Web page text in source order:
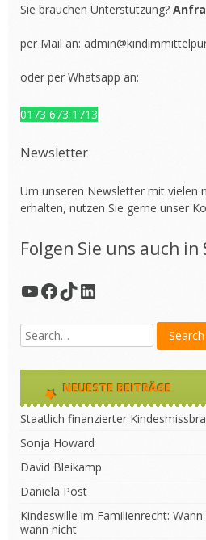
Sie brauchen Unterstützung?
per Mail an:
oder per Whatsapp an:
0173 673 1713
Newsletter
Um unseren Newsletter mit vielen
erhalten, nutzen Sie gerne unser
Folgen Sie uns auch in
YouTube
Facebook
TikTok
LinkedIn
NEUESTE BEITRÄGE
Staatlich finanzierter
Sonja Howard
David Bleikamp
Daniela Post
Kindeswille im Familienrecht:
wann nicht